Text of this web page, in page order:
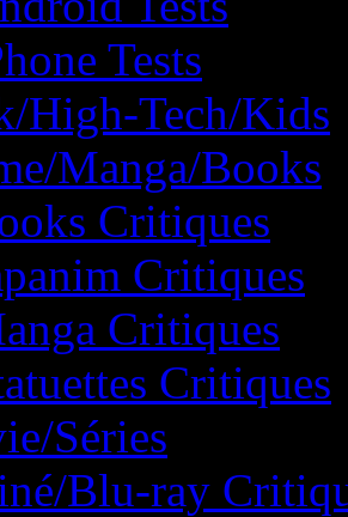
Tests
High-Tech/Kids
Manga/Books
Critiques
Critiques
Critiques
Critiques
Séries
Blu-ray